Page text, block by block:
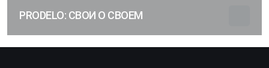
PRODELO: СВОИ О СВОЕМ